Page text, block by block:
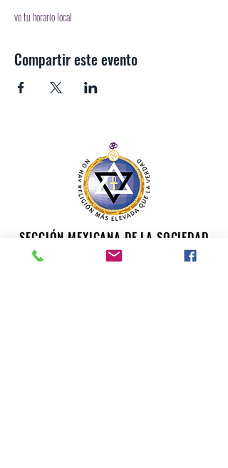
ve tu horario local
Compartir este evento
SECCIÓN MEXICANA DE LA SOCIEDAD
TEOSÓFICA